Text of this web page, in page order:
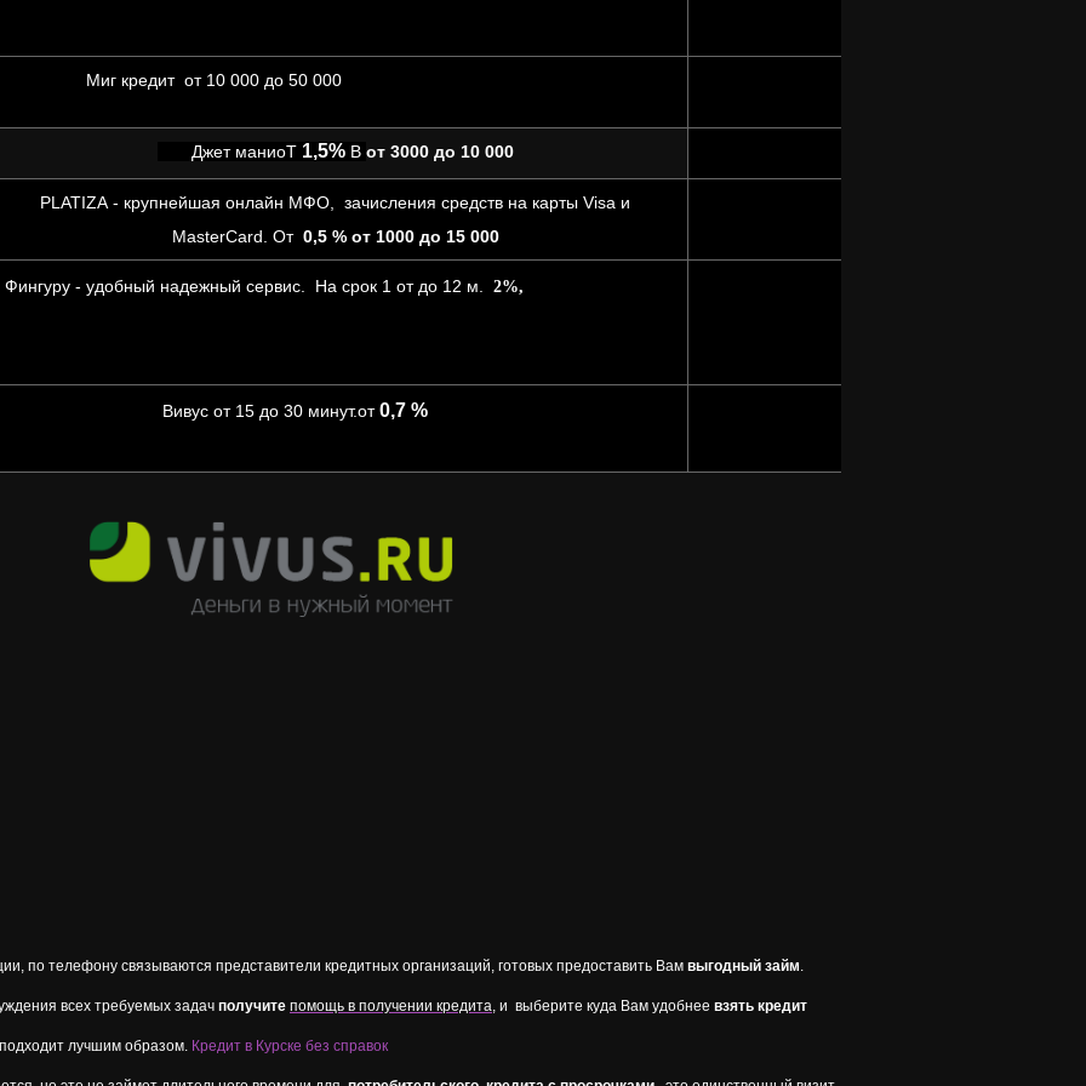
кредит от 10 000 до 50 000
Джет маниоТ 1,5% В от 3000 до 10 000
PLATIZA - крупнейшая онлайн МФО, зачисления средств на карты Visa и
MasterCard. От 0,5 % от 1000 до 15 000
Фингуру - удобный надежный сервис. На срок 1 от до 12 м. 2%,
Вивус от 15 до 30 минут.от0,7 %
по телефону связываются представители кредитных организаций, готовых предоставить Вам выгодный займ.
всех требуемых задач получите помощь в получении кредита, и выберите куда Вам удобнее взять кредит
лучшим образом. Кредит в Курске без справок